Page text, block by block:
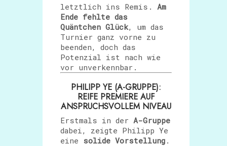
letztlich ins Remis. Am
Ende fehlte das
Quäntchen Glück, um das
Turnier ganz vorne zu
beenden, doch das
Potenzial ist nach wie
vor unverkennbar.
PHILIPP YE (A-GRUPPE):
REIFE PREMIERE AUF
ANSPRUCHSVOLLEM NIVEAU
Erstmals in der A-Gruppe
dabei, zeigte Philipp Ye
eine solide Vorstellung .